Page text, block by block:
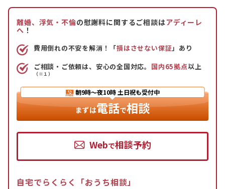
離婚、浮気・不倫の慰謝料に関するご相談はアディーレ
へ ！
費用倒れの不安を解消！「損はさせない保証」あり
ご相談・ご依頼は、安心の全国対応。 国内65拠点以上
（※１）
朝9時〜夜10時 土日祝も受付中
まずは電話で相談
Webで相談予約
自宅でらくらく「おうち相談」